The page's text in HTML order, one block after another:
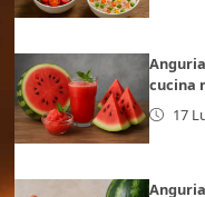
cucina
17